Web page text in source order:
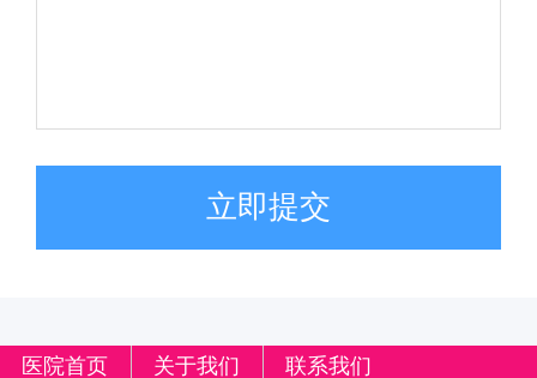
立即提交
医院首页 关于我们 联系我们